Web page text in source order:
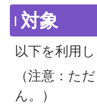
対象
以下を利用
（注意：た
ん。）